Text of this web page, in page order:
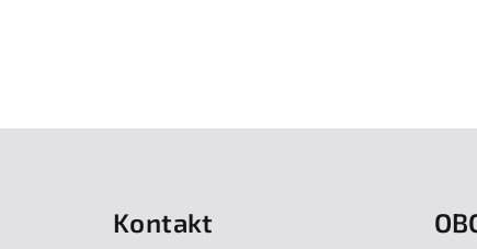
Kontakt